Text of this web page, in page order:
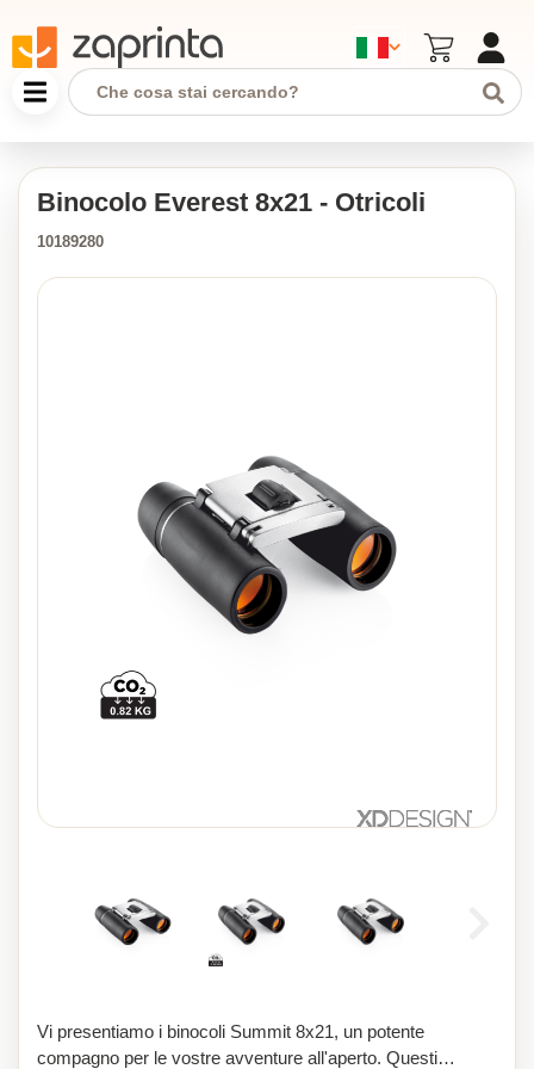
Binocolo Everest 8x21 - Otricoli
10189280
Vi presentiamo i binocoli Summit 8x21, un potente
compagno per le vostre avventure all'aperto. Questi